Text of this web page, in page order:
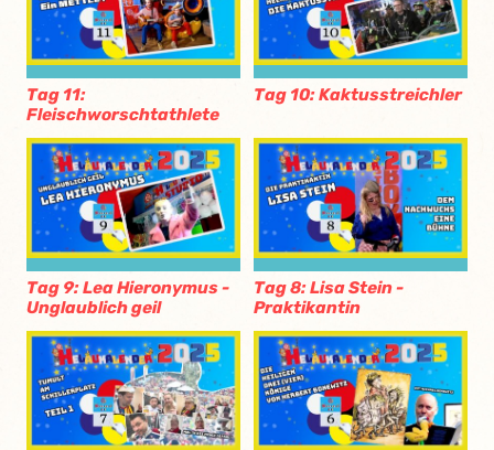
Tag 11:
Fleischworschtathlete
Tag 10: Kaktusstreichler
Tag 9: Lea Hieronymus -
Unglaublich geil
Tag 8: Lisa Stein -
Praktikantin